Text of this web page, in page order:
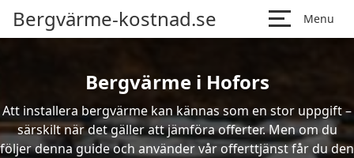
Bergvärme-kostnad.se Menu
Bergvärme i Hofors
Att installera bergvärme kan kännas som en stor uppgift –
särskilt när det gäller att jämföra offerter. Men om du
följer denna guide och använder vår offerttjänst får du den